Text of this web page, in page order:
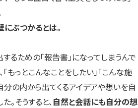
ぶつかるとは。
するための「報告書」になってしまうんで
もっとこんなことをしたい」「こんな施
の内から出てくるアイデアや想いを自
。そうすると、 自然と会話にも自分の想